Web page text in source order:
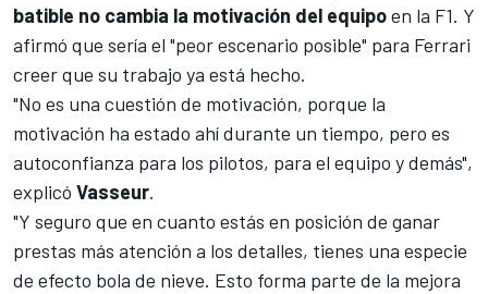
batible no cambia la motivación del equipoen la F1. Y
afirmó que sería el "peor escenario posible" para Ferrari
creer que su trabajo ya está hecho.
"No es una cuestión de motivación, porque la
motivación ha estado ahí durante un tiempo, pero es
autoconfianza para los pilotos, para el equipo y demás",
explicó Vasseur.
"Y seguro que en cuanto estás en posición de ganar
prestas más atención a los detalles, tienes una especie
de efecto bola de nieve. Esto forma parte de la mejora